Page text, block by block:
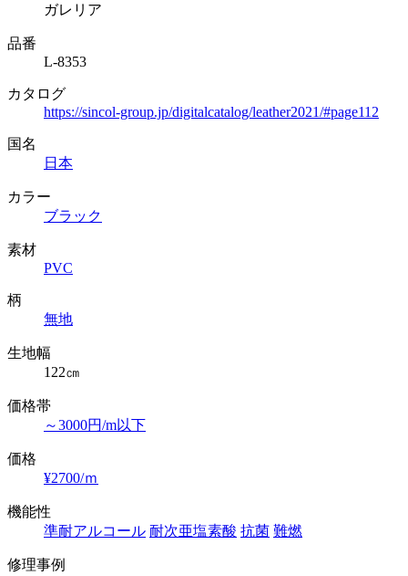
ガレリア
品番
L-8353
カタログ
https://sincol-group.jp/digitalcatalog/leather2021/#page112
国名
日本
カラー
ブラック
素材
PVC
柄
無地
生地幅
122㎝
価格帯
～3000円/m以下
価格
¥2700/ｍ
機能性
準耐アルコール 耐次亜塩素酸 抗菌 難燃
修理事例